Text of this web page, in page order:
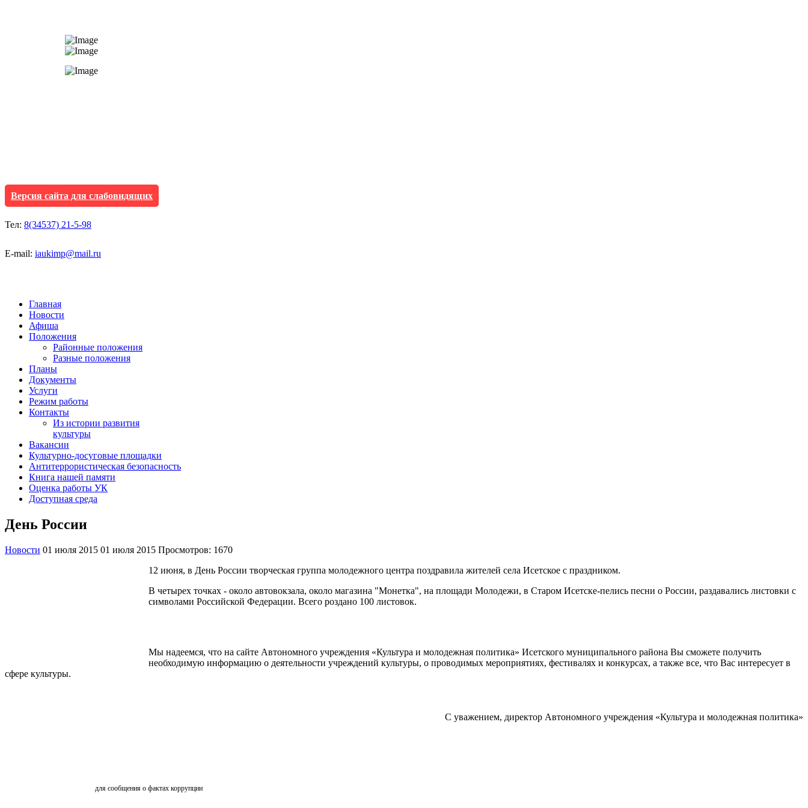
Версия сайта для слабовидящих
Тел: 8(34537) 21-5-98
E-mail: iaukimp@mail.ru
Главная
Новости
Афиша
Положения
Районные положения
Разные положения
Планы
Документы
Услуги
Режим работы
Контакты
Из истории развития
культуры
Вакансии
Культурно-досуговые площадки
Антитеррористическая безопасность
Книга нашей памяти
Оценка работы УК
Доступная среда
День России
Новости 01 июля 2015 01 июля 2015 Просмотров: 1670
12 июня, в День России творческая группа молодежного центра поздравила жителей села Исетское с праздником.
В четырех точках - около автовокзала, около магазина "Монетка", на площади Молодежи, в Старом Исетске-пелись песни о России, раздавались листовки с
символами Российской Федерации. Всего роздано 100 листовок.
Мы надеемся, что на сайте Автономного учреждения «Культура и молодежная политика» Исетского муниципального района Вы сможете получить
необходимую информацию о деятельности учреждений культуры, о проводимых мероприятиях, фестивалях и конкурсах, а также все, что Вас интересует в
сфере культуры.
С уважением, директор Автономного учреждения «Культура и молодежная политика»
для сообщения о фактах коррупции